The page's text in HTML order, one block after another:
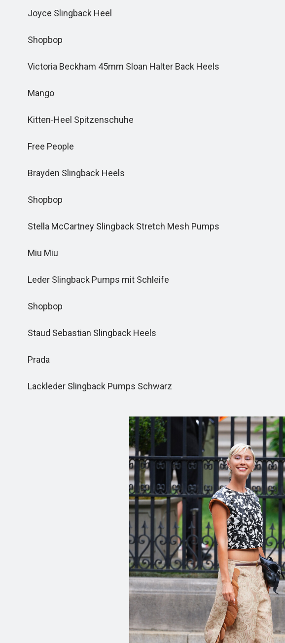
Joyce Slingback Heel
Shopbop
Victoria Beckham 45mm Sloan Halter Back Heels
Mango
Kitten-Heel Spitzenschuhe
Free People
Brayden Slingback Heels
Shopbop
Stella McCartney Slingback Stretch Mesh Pumps
Miu Miu
Leder Slingback Pumps mit Schleife
Shopbop
Staud Sebastian Slingback Heels
Prada
Lackleder Slingback Pumps Schwarz